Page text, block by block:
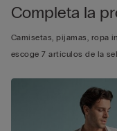
Completa la
Camisetas, pijamas, ropa
escoge 7 artículos de la